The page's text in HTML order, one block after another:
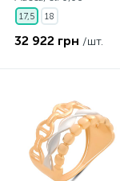
17,5 18
32 922 грн /шт.